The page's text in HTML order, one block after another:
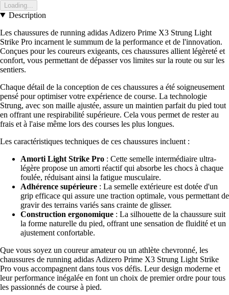
Loading...
Description
Les chaussures de running adidas Adizero Prime X3 Strung Light
Strike Pro incarnent le summum de la performance et de l'innovation.
Conçues pour les coureurs exigeants, ces chaussures allient légèreté et
confort, vous permettant de dépasser vos limites sur la route ou sur les
sentiers.
Chaque détail de la conception de ces chaussures a été soigneusement
pensé pour optimiser votre expérience de course. La technologie
Strung, avec son maille ajustée, assure un maintien parfait du pied tout
en offrant une respirabilité supérieure. Cela vous permet de rester au
frais et à l'aise même lors des courses les plus longues.
Les caractéristiques techniques de ces chaussures incluent :
Amorti Light Strike Pro : Cette semelle intermédiaire ultra-
légère propose un amorti réactif qui absorbe les chocs à chaque
foulée, réduisant ainsi la fatigue musculaire.
Adhérence supérieure : La semelle extérieure est dotée d'un
grip efficace qui assure une traction optimale, vous permettant de
gravir des terrains variés sans crainte de glisser.
Construction ergonomique : La silhouette de la chaussure suit
la forme naturelle du pied, offrant une sensation de fluidité et un
ajustement confortable.
Que vous soyez un coureur amateur ou un athlète chevronné, les
chaussures de running adidas Adizero Prime X3 Strung Light Strike
Pro vous accompagnent dans tous vos défis. Leur design moderne et
leur performance inégalée en font un choix de premier ordre pour tous
les passionnés de course à pied.